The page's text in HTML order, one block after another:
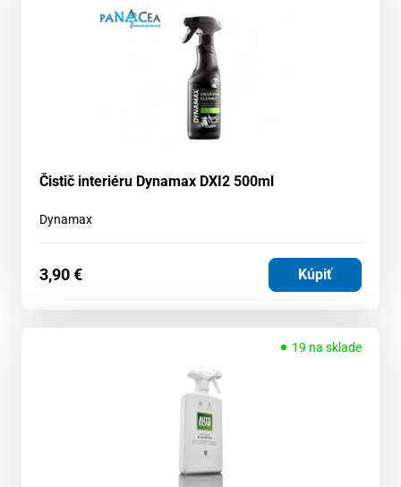
Čistič interiéru Dynamax DXI2 500ml
Dynamax
3,90€ Kúpiť
19 na sklade